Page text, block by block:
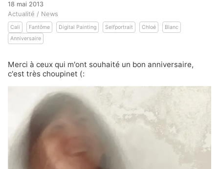
18 mai 2013
Actualité / News
Cali Fantôme Digital Painting Selfportrait Chloé
Blanc
Anniversaire
Merci à ceux qui m'ont souhaité un bon anniversaire,
c'est très choupinet (: